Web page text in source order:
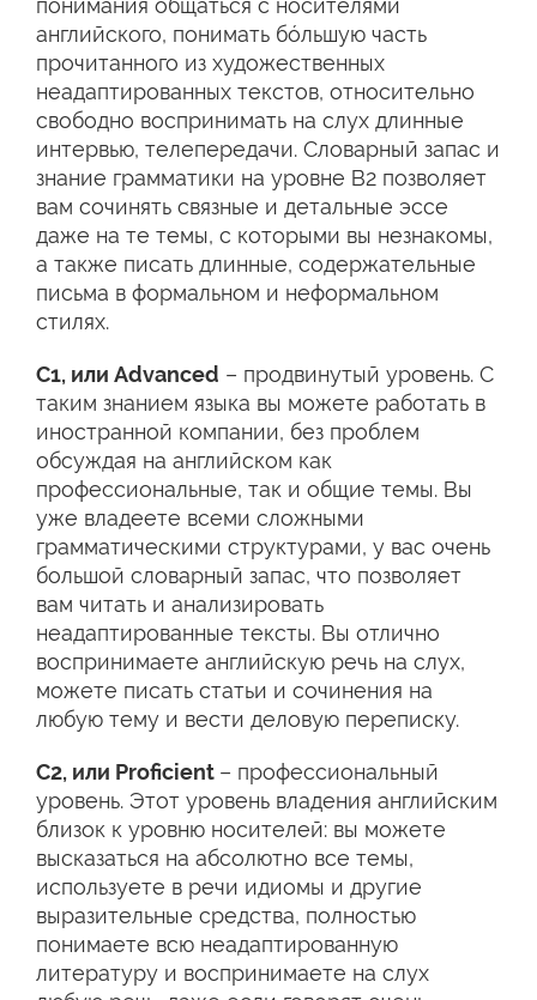
понимания общаться с носителями
английского, понимать бóльшую часть
прочитанного из художественных
неадаптированных текстов, относительно
свободно воспринимать на слух длинные
интервью, телепередачи. Словарный запас и
знание грамматики на уровне В2 позволяет
вам сочинять связные и детальные эссе
даже на те темы, с которыми вы незнакомы,
а также писать длинные, содержательные
письма в формальном и неформальном
стилях.
С1, или Advanced – продвинутый уровень. С
таким знанием языка вы можете работать в
иностранной компании, без проблем
обсуждая на английском как
профессиональные, так и общие темы. Вы
уже владеете всеми сложными
грамматическими структурами, у вас очень
большой словарный запас, что позволяет
вам читать и анализировать
неадаптированные тексты. Вы отлично
воспринимаете английскую речь на слух,
можете писать статьи и сочинения на
любую тему и вести деловую переписку.
С2, или Proficient – профессиональный
уровень. Этот уровень владения английским
близок к уровню носителей: вы можете
высказаться на абсолютно все темы,
используете в речи идиомы и другие
выразительные средства, полностью
понимаете всю неадаптированную
литературу и воспринимаете на слух